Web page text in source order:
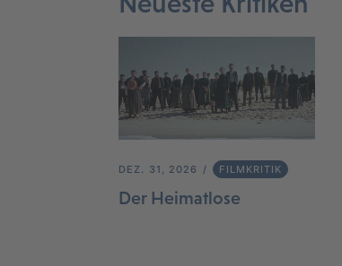
DEZ. 31, 2026 FILMKRITIK
Der Heimatlose